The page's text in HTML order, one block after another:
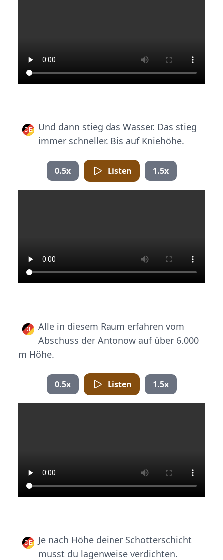
Und dann stieg das Wasser. Das stieg
immer schneller. Bis auf Kniehöhe.
0.5x Listen 1.5x
Alle in diesem Raum erfahren vom
Abschuss der Antonow auf über 6.000
m Höhe.
0.5x Listen 1.5x
Je nach Höhe deiner Schotterschicht
musst du lagenweise verdichten.